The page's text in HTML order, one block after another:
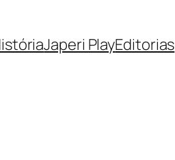
Japeri PlayEditorias